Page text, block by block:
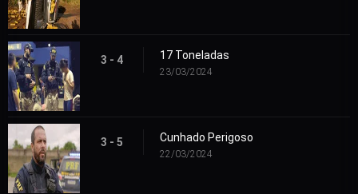
3 - 4 17 Toneladas
23/03/2024
3 - 5 Cunhado Perigoso
22/03/2024